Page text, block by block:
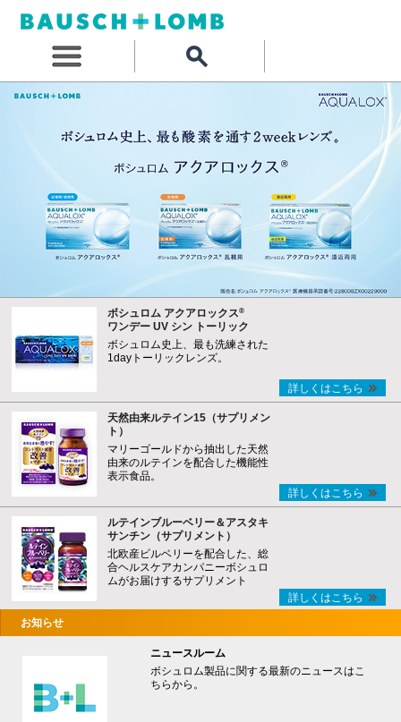
ボシュロム アクアロックス®
ワンデー UV シン トーリック
ボシュロム史上、最も洗練された
1dayトーリックレンズ。
詳しくはこちら
天然由来ルテイン15（サプリメン
ト）
マリーゴールドから抽出した天然
由来のルテインを配合した機能性
表示食品。
詳しくはこちら
ルテインブルーベリー＆アスタキ
サンチン（サプリメント）
北欧産ビルベリーを配合した、総
合ヘルスケアカンパニーボシュロ
ムがお届けするサプリメント
詳しくはこちら
お知らせ
ニュースルーム
ボシュロム製品に関する最新のニュースはこ
ちらから。